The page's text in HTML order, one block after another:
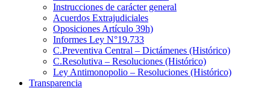
Instrucciones de carácter general
Acuerdos Extrajudiciales
Oposiciones Artículo 39h)
Informes Ley N°19.733
C.Preventiva Central – Dictámenes (Histórico)
C.Resolutiva – Resoluciones (Histórico)
Ley Antimonopolio – Resoluciones (Histórico)
Transparencia